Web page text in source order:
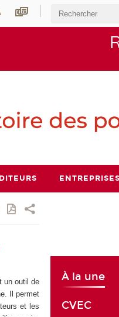
ENTREPRISES
un outil de
Il permet
et les
À la une
CVEC